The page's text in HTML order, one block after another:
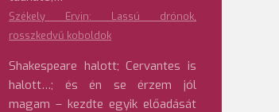
Székely Ervin: Lassú drónok,
rosszkedvű koboldok
Shakespeare halott; Cervantes is
halott…; és én se érzem jól
magam – kezdte egyik előadását